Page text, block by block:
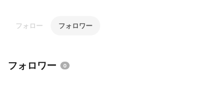
フォロー フォロワー
フォロワー 0